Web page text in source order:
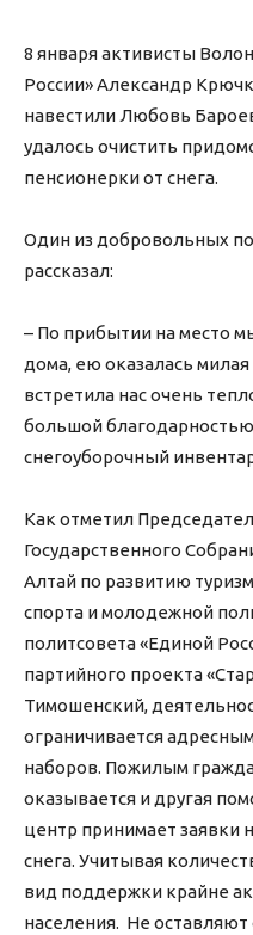
8 января активисты
России» Александр
навестили Любовь
удалось очистить
пенсионерки от снега.
Один из добровольных
рассказал:
– По прибытии на место
дома, ею оказалась
встретила нас очень
большой
снегоуборочный
Как отметил
Государственного
Алтай по развитию
спорта и молодежной
политсовета «Единой
партийного проекта
Тимошенский,
ограничивается
наборов. Пожилым
оказывается и другая
центр принимает заявки
снега. Учитывая
вид поддержки крайне
населения. Не оставляют